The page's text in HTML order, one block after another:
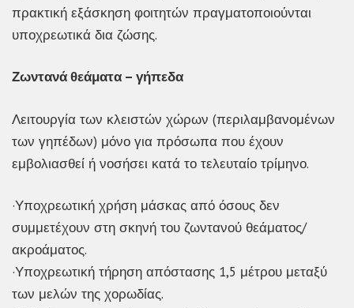
πρακτική εξάσκηση φοιτητών πραγματοποιούνται
υποχρεωτικά δια ζώσης.
Ζωντανά θεάματα – γήπεδα
Λειτουργία των κλειστών χώρων (περιλαμβανομένων
των γηπέδων) μόνο για πρόσωπα που έχουν
εμβολιασθεί ή νοσήσει κατά το τελευταίο τρίμηνο.
·Υποχρεωτική χρήση μάσκας από όσους δεν
συμμετέχουν στη σκηνή του ζωντανού θεάματος/
ακροάματος.
·Υποχρεωτική τήρηση απόστασης 1,5 μέτρου μεταξύ
των μελών της χορωδίας.